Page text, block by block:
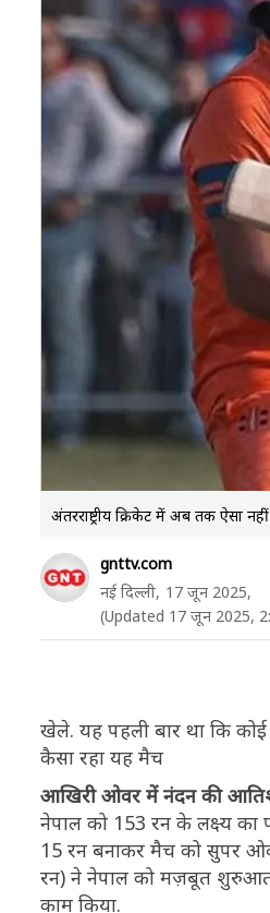
अंतरराष्ट्रीय क्रिकेट में अब तक ऐसा
gnttv.com
नई दिल्ली, 17 जून 2025,
(Updated 17 जून 2025,
खेले. यह पहली बार था कि
कैसा रहा यह मैच
आखिरी ओवर में नंदन की
नेपाल को 153 रन के लक्ष्य
15 रन बनाकर मैच को सुपर
रन) ने नेपाल को मज़बूत
काम किया.